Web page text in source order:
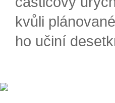
kvůli
ho učiní